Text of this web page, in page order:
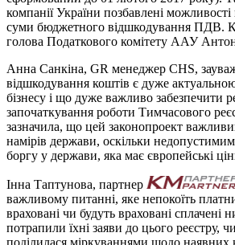
компанії України позбавлені можливості
суми бюджетного відшкодування ПДВ.
голова Податкового комітету ААУ
Анна Санкіна, GR менеджер CHS,
відшкодування коштів є дуже
бізнесу і що дуже важливо забезпечити
започаткування роботи Тимчасового
зазначила, що цей законопроект
намірів держави, оскільки
боргу у держави, яка має європейські
Інна Таптунова, партнер
важливому питанні, яке непокоїть
враховані чи будуть враховані сплачені
потрапили їхні заяви до цього реєстру,